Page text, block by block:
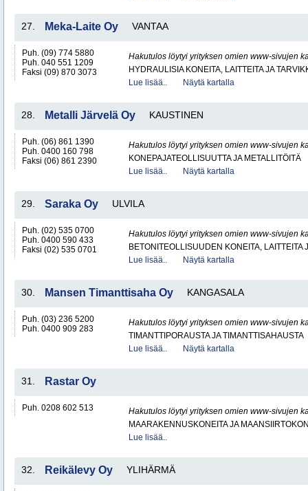
27. Meka-Laite Oy VANTAA
Puh. (09) 774 5880
Puh. 040 551 1209
Faksi (09) 870 3073
Hakutulos löytyi yrityksen omien www-sivujen
HYDRAULISIA KONEITA, LAITTEITA JA
Lue lisää..
Näytä kartalla
28. Metalli Järvelä Oy KAUSTINEN
Puh. (06) 861 1390
Puh. 0400 160 798
Faksi (06) 861 2390
Hakutulos löytyi yrityksen omien www-sivujen
KONEPAJATEOLLISUUTTA JA METALLITÖITÄ
Lue lisää..
Näytä kartalla
29. Saraka Oy ULVILA
Puh. (02) 535 0700
Puh. 0400 590 433
Faksi (02) 535 0701
Hakutulos löytyi yrityksen omien www-sivujen
BETONITEOLLISUUDEN KONEITA, LAITTEITA
Lue lisää..
Näytä kartalla
30. Mansen Timanttisaha Oy KANGASALA
Puh. (03) 236 5200
Puh. 0400 909 283
Hakutulos löytyi yrityksen omien www-sivujen
TIMANTTIPORAUSTA JA TIMANTTISAHAUSTA
Lue lisää..
Näytä kartalla
31. Rastar Oy
Puh. 0208 602 513
Hakutulos löytyi yrityksen omien www-sivujen
MAARAKENNUSKONEITA JA
Lue lisää..
32. Reikälevy Oy YLIHÄRMÄ